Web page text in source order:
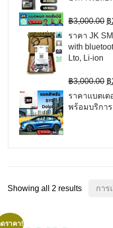
฿
฿3,000.00
฿
฿
ราคา JK
with
Lto, Li-ion
฿3,000.00
฿
฿
ราคาแบตเต
พร้อมบริกา
Showing all 2 results
ราคา!